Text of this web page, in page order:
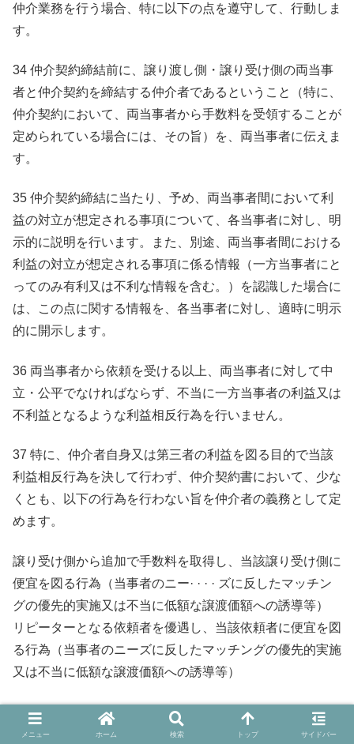
仲介業務を行う場合、特に以下の点を遵守して、行動しま
す。
34 仲介契約締結前に、譲り渡し側・譲り受け側の両当事
者と仲介契約を締結する仲介者であるということ（特に、
仲介契約において、両当事者から手数料を受領することが
定められている場合には、その旨）を、両当事者に伝えま
す。
35 仲介契約締結に当たり、予め、両当事者間において利
益の対立が想定される事項について、各当事者に対し、明
示的に説明を行います。また、別途、両当事者間における
利益の対立が想定される事項に係る情報（一方当事者にと
ってのみ有利又は不利な情報を含む。）を認識した場合に
は、この点に関する情報を、各当事者に対し、適時に明示
的に開示します。
36 両当事者から依頼を受ける以上、両当事者に対して中
立・公平でなければならず、不当に一方当事者の利益又は
不利益となるような利益相反行為を行いません。
37 特に、仲介者自身又は第三者の利益を図る目的で当該
利益相反行為を決して行わず、仲介契約書において、少な
くとも、以下の行為を行わない旨を仲介者の義務として定
めます。
譲り受け側から追加で手数料を取得し、当該譲り受け側に
便宜を図る行為（当事者のニー· · · · ズに反したマッチン
グの優先的実施又は不当に低額な譲渡価額への誘導等）
リピーターとなる依頼者を優遇し、当該依頼者に便宜を図
る行為（当事者のニーズに反したマッチングの優先的実施
又は不当に低額な譲渡価額への誘導等）
譲り渡し側（譲り受け側）の希望した譲渡額よりも高い
（低い）譲渡額でM＆A が成立した場合、譲り渡し側（譲
メニュー ホーム 検索 トップ サイドバー